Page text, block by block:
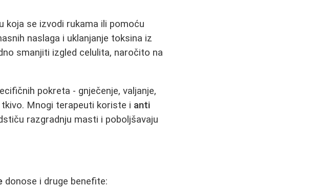
koja se izvodi rukama ili pomoću
naslaga i uklanjanje toksina iz
smanjiti izgled celulita, naročito na
pokreta - gnječenje, valjanje,
Mnogi terapeuti koriste i anti
razgradnju masti i poboljšavaju
donose i druge benefite: